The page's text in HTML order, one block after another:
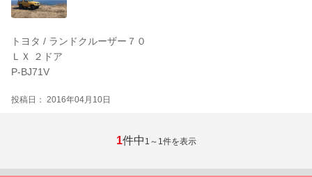
トヨタ / ランドクルーザー７０
ＬＸ ２ドア
P-BJ71V
投稿日： 2016年04月10日
1件中 1～1件を表示